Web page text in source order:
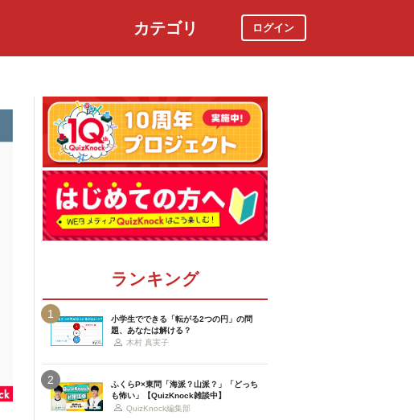
カテゴリ ログイン
ランキング
1
小学生でできる「転がる2つの円」の問
題、あなたは解ける？
木村 真実子
2
ふくらP×東問「海派？山派？」「どっち
も怖い」【QuizKnock雑談中】
QuizKnock編集部